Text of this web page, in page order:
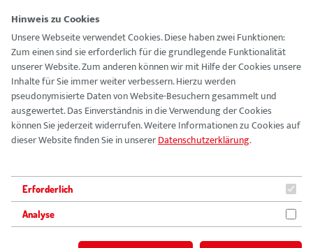
Vision
Führungskultur
Ausbildung
FSJ & BFD
AWO-Blog
Hinweis zu Cookies
Unsere Webseite verwendet Cookies. Diese haben zwei Funktionen:
Zum einen sind sie erforderlich für die grundlegende Funktionalität
unserer Website. Zum anderen können wir mit Hilfe der Cookies unsere
Inhalte für Sie immer weiter verbessern. Hierzu werden
pseudonymisierte Daten von Website-Besuchern gesammelt und
ausgewertet. Das Einverständnis in die Verwendung der Cookies
können Sie jederzeit widerrufen. Weitere Informationen zu Cookies auf
dieser Website finden Sie in unsererDatenschutzerklärung.
Erforderlich
Analyse